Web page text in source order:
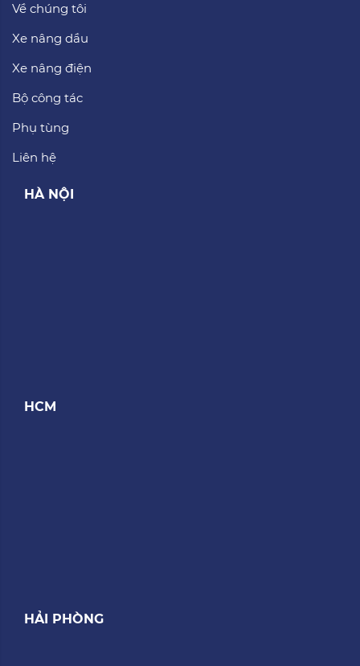
Về chúng tôi
Xe nâng dầu
Xe nâng điện
Bộ công tác
Phụ tùng
Liên hệ
HÀ NỘI
HCM
HẢI PHÒNG